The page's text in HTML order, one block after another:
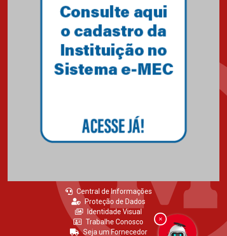
A HISTÓRIA DA FACULDADE
PRESBITERIANA MACKENZIE
RIO ATÉ À SUA NOVA UNIDADE,
EM BOTAFOGO
Novo E-book do Mackenzie Rio
Central de Informações
Proteção de Dados
Identidade Visual
Trabalhe Conosco
Seja um Fornecedor
×